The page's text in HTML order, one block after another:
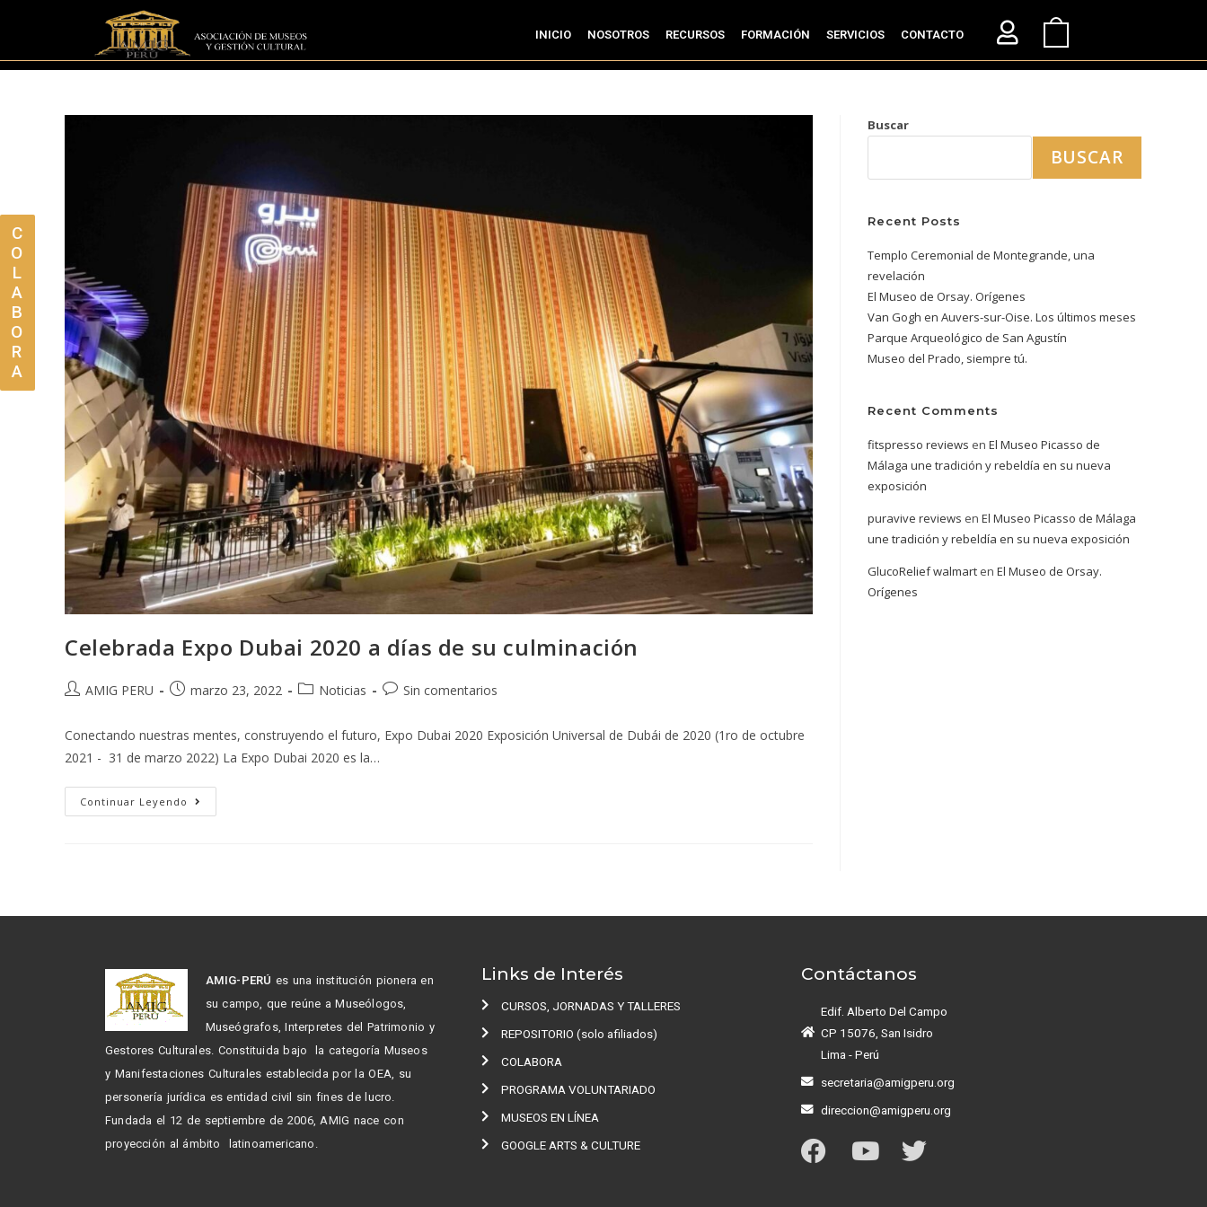
INICIO NOSOTROS RECURSOS FORMACIÓN SERVICIOS CONTACTO
Celebrada Expo Dubai 2020 a días de su culminación
AMIG PERU marzo 23, 2022 Noticias Sin comentarios
Conectando nuestras mentes, construyendo el futuro, Expo Dubai 2020 Exposición Universal de Dubái de 2020 (1ro de octubre
2021 - 31 de marzo 2022) La Expo Dubai 2020 es la…
Continuar Leyendo
Buscar
BUSCAR
Recent Posts
Templo Ceremonial de Montegrande, una
revelación
El Museo de Orsay. Orígenes
Van Gogh en Auvers-sur-Oise. Los últimos meses
Parque Arqueológico de San Agustín
Museo del Prado, siempre tú.
Recent Comments
fitspresso reviews en El Museo Picasso de
Málaga une tradición y rebeldía en su nueva
exposición
puravive reviews en El Museo Picasso de Málaga
une tradición y rebeldía en su nueva exposición
GlucoRelief walmart en El Museo de Orsay.
Orígenes
C
O
L
A
B
O
R
A
AMIG-PERÚ es una institución pionera en
su campo, que reúne a Museólogos,
Museógrafos, Interpretes del Patrimonio y
Gestores Culturales. Constituida bajo la categoría Museos
y Manifestaciones Culturales establecida por la OEA, su
personería jurídica es entidad civil sin fines de lucro.
Fundada el 12 de septiembre de 2006, AMIG nace con
proyección al ámbito latinoamericano.
Links de Interés
CURSOS, JORNADAS Y TALLERES
REPOSITORIO (solo afiliados)
COLABORA
PROGRAMA VOLUNTARIADO
MUSEOS EN LÍNEA
GOOGLE ARTS & CULTURE
Contáctanos
Edif. Alberto Del Campo
CP 15076, San Isidro
Lima - Perú
secretaria@amigperu.org
direccion@amigperu.org